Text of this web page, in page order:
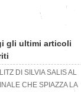
gli ultimi articoli
DI SILVIA SALIS AL
CHE SPIAZZA LA